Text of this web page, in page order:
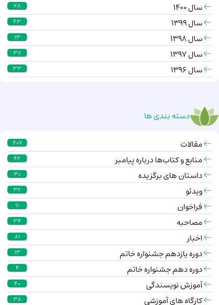
سال 1400 28
سال 1399 43
سال 1398 13
سال 1397 37
سال 1396 33
دسته بندی ها
مقالات 407
منابع و کتاب‌ها درباره پیامبر 42
داستان های برگزیده 30
ویدئو 32
فراخوان 11
مصاحبه 34
اخبار 81
دوره یازدهم جشنواره خاتم 13
دوره دهم جشنواره خاتم 4
آموزش نویسندگی 40
کارگاه های آموزشی 38